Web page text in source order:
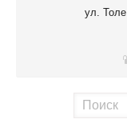
ул.